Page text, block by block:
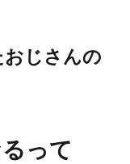
じさんの
って